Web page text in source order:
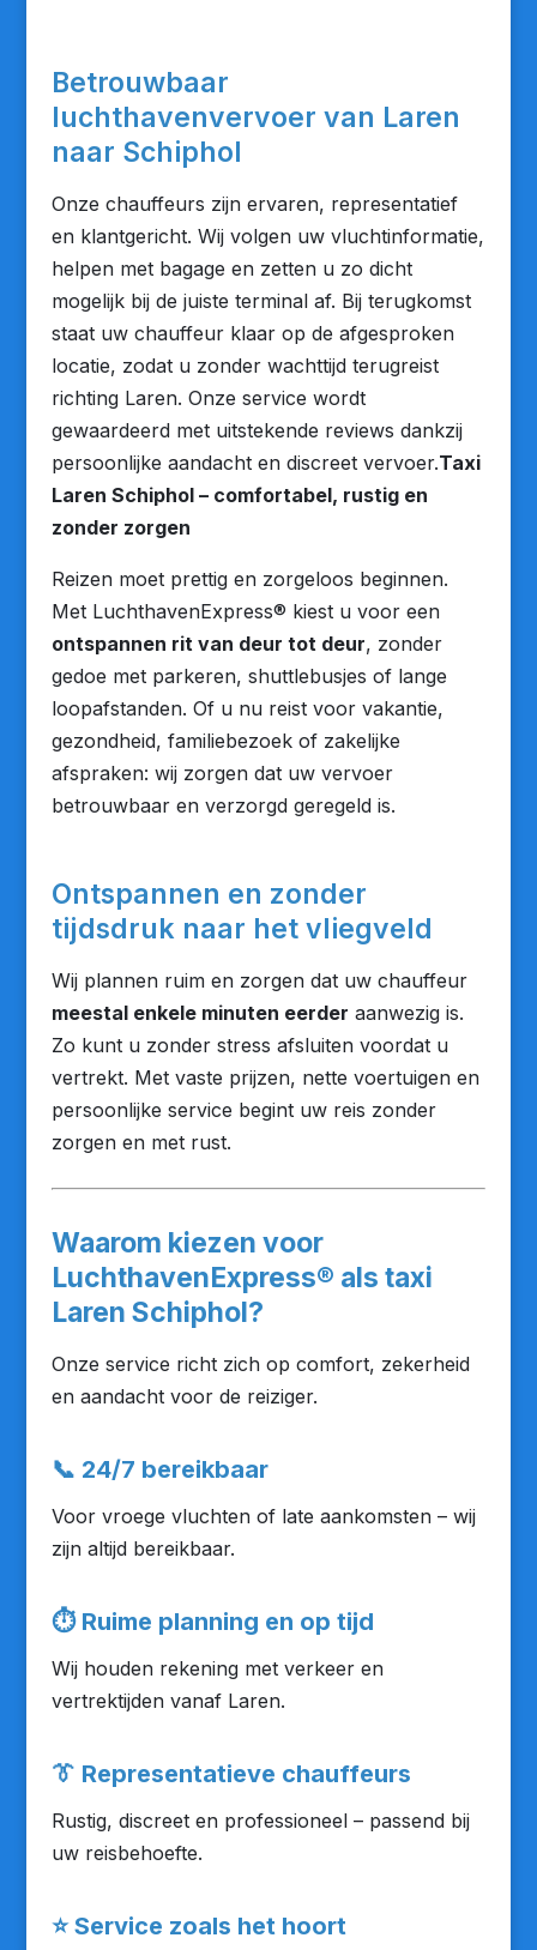
Betrouwbaar
luchthavenvervoer van Laren
naar Schiphol
Onze chauffeurs zijn ervaren, representatief
en klantgericht. Wij volgen uw vluchtinformatie,
helpen met bagage en zetten u zo dicht
mogelijk bij de juiste terminal af. Bij terugkomst
staat uw chauffeur klaar op de afgesproken
locatie, zodat u zonder wachttijd terugreist
richting Laren. Onze service wordt
gewaardeerd met uitstekende reviews dankzij
persoonlijke aandacht en discreet vervoer.Taxi
Laren Schiphol – comfortabel, rustig en
zonder zorgen
Reizen moet prettig en zorgeloos beginnen.
Met LuchthavenExpress® kiest u voor een
ontspannen rit van deur tot deur, zonder
gedoe met parkeren, shuttlebusjes of lange
loopafstanden. Of u nu reist voor vakantie,
gezondheid, familiebezoek of zakelijke
afspraken: wij zorgen dat uw vervoer
betrouwbaar en verzorgd geregeld is.
Ontspannen en zonder
tijdsdruk naar het vliegveld
Wij plannen ruim en zorgen dat uw chauffeur
meestal enkele minuten eerder aanwezig is.
Zo kunt u zonder stress afsluiten voordat u
vertrekt. Met vaste prijzen, nette voertuigen en
persoonlijke service begint uw reis zonder
zorgen en met rust.
Waarom kiezen voor
LuchthavenExpress® als taxi
Laren Schiphol?
Onze service richt zich op comfort, zekerheid
en aandacht voor de reiziger.
📞 24/7 bereikbaar
Voor vroege vluchten of late aankomsten – wij
zijn altijd bereikbaar.
⏱ Ruime planning en op tijd
Wij houden rekening met verkeer en
vertrektijden vanaf Laren.
👔 Representatieve chauffeurs
Rustig, discreet en professioneel – passend bij
uw reisbehoefte.
⭐Service zoals het hoort